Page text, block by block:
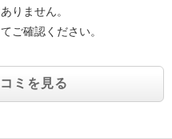
りません。
ご確認ください。
ミを見る